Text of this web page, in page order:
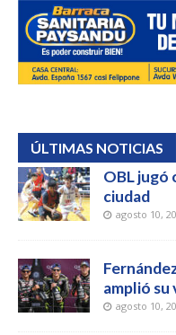
ÚLTIMAS NOTICIAS
OBL jugó
ciudad
agosto 10,
amplió su
agosto 10,